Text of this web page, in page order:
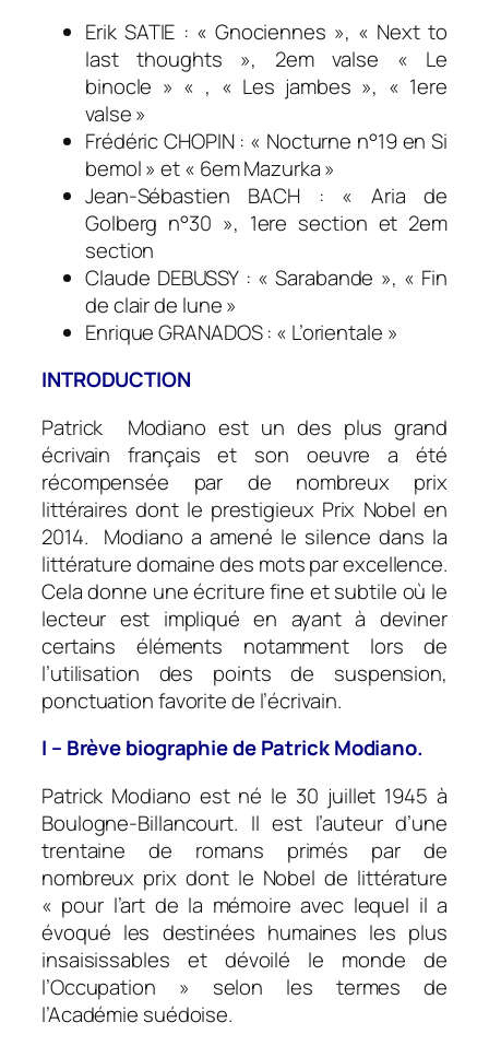
Erik SATIE : « Gnociennes », « Next to
last thoughts », 2em valse « Le
binocle » « , « Les jambes », « 1ere
valse »
Frédéric CHOPIN : « Nocturne n°19 en Si
bemol » et « 6em Mazurka »
Jean-Sébastien BACH : « Aria de
Golberg n°30 », 1ere section et 2em
section
Claude DEBUSSY : « Sarabande », « Fin
de clair de lune »
Enrique GRANADOS : « L’orientale »
INTRODUCTION
Patrick Modiano est un des plus grand
écrivain français et son oeuvre a été
récompensée par de nombreux prix
littéraires dont le prestigieux Prix Nobel en
2014. Modiano a amené le silence dans la
littérature domaine des mots par excellence.
Cela donne une écriture fine et subtile où le
lecteur est impliqué en ayant à deviner
certains éléments notamment lors de
l’utilisation des points de suspension,
ponctuation favorite de l’écrivain.
I – Brève biographie de Patrick Modiano.
Patrick Modiano est né le 30 juillet 1945 à
Boulogne-Billancourt. Il est l’auteur d’une
trentaine de romans primés par de
nombreux prix dont le Nobel de littérature
« pour l’art de la mémoire avec lequel il a
évoqué les destinées humaines les plus
insaisissables et dévoilé le monde de
l’Occupation » selon les termes de
l’Académie suédoise.